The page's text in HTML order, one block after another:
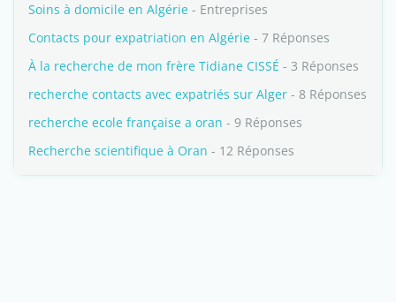
Soins à domicile en Algérie - Entreprises
Contacts pour expatriation en Algérie - 7 Réponses
À la recherche de mon frère Tidiane CISSÉ - 3 Réponses
recherche contacts avec expatriés sur Alger - 8 Réponses
recherche ecole française a oran - 9 Réponses
Recherche scientifique à Oran - 12 Réponses